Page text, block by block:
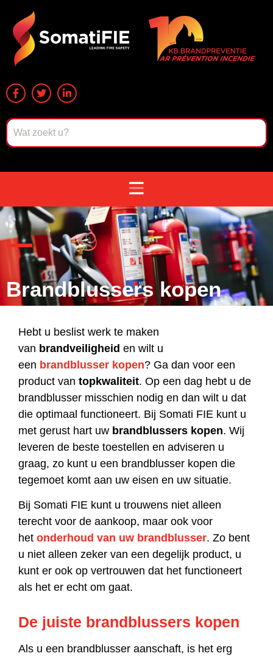
Brandblussers kopen
Hebt u beslist werk te maken
van brandveiligheid en wilt u
een brandblusser kopen? Ga dan voor een
product van topkwaliteit. Op een dag hebt u de
brandblusser misschien nodig en dan wilt u dat
die optimaal functioneert. Bij Somati FIE kunt u
met gerust hart uw brandblussers kopen. Wij
leveren de beste toestellen en adviseren u
graag, zo kunt u een brandblusser kopen die
tegemoet komt aan uw eisen en uw situatie.
Bij Somati FIE kunt u trouwens niet alleen
terecht voor de aankoop, maar ook voor
het onderhoud van uw brandblusser. Zo bent
u niet alleen zeker van een degelijk product, u
kunt er ook op vertrouwen dat het functioneert
als het er echt om gaat.
De juiste brandblussers kopen
Als u een brandblusser aanschaft, is het erg